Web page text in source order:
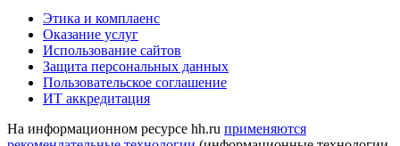
Этика и комплаенс
Оказание услуг
Использование сайтов
Защита персональных данных
Пользовательское соглашение
ИТ аккредитация
На информационном ресурсе hh.ru применяются